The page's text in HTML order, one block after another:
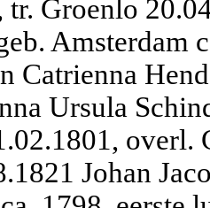
tr. Groenlo
Amsterdam
Catrienna
Ursula
overl.
Johan